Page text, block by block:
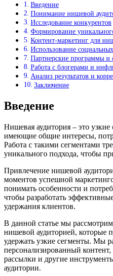
Введение
Понимание нишевой
Исследование конкурентов
Формирование
Контент-маркетинг для
Использование
Партнерские программы и
Работа с блогерами и
Анализ результатов и
Заключение
Введение
Нишевая аудитория – это
имеющие общие интересы,
Работа с такими сегментами
уникального подхода, чтобы
Привлечение нишевой
моментов успешной
понимать особенности и
чтобы разработать
удержания клиентов.
В данной статье мы
нишевой аудиторией, которые
удержать узкие сегменты. Мы
персонализированный
рассылки и другие
аудитории.